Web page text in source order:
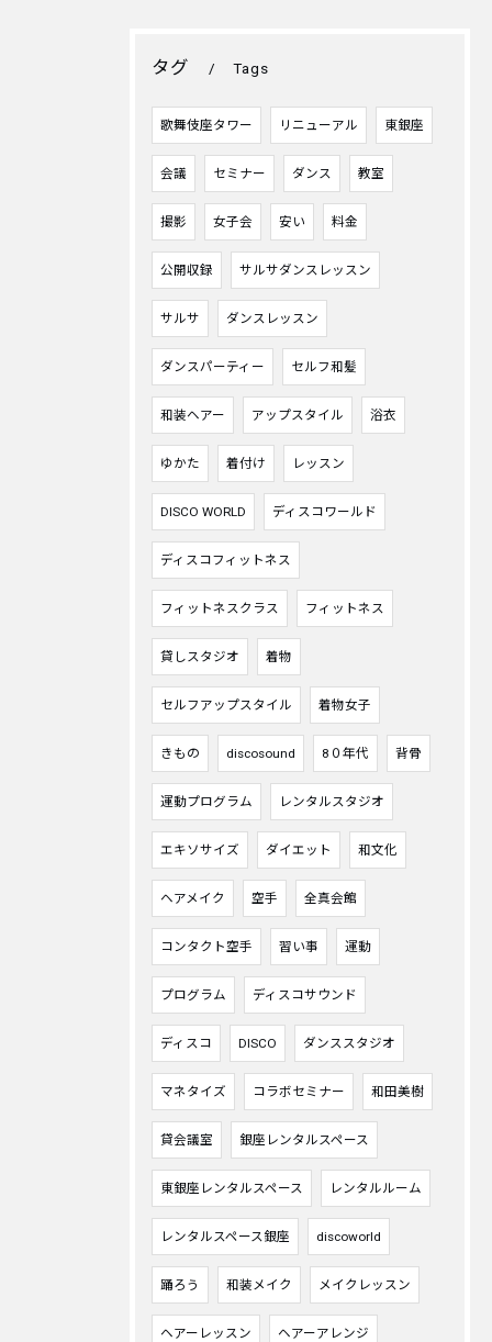
タグ Tags
歌舞伎座タワー リニューアル 東銀座
会議 セミナー ダンス 教室
撮影 女子会 安い 料金
公開収録 サルサダンスレッスン
サルサ ダンスレッスン
ダンスパーティー セルフ和髪
和装ヘアー アップスタイル 浴衣
ゆかた 着付け レッスン
DISCO WORLD ディスコワールド
ディスコフィットネス
フィットネスクラス フィットネス
貸しスタジオ 着物
セルフアップスタイル 着物女子
きもの discosound 8０年代 背骨
運動プログラム レンタルスタジオ
エキソサイズ ダイエット 和文化
ヘアメイク 空手 全真会館
コンタクト空手 習い事 運動
プログラム ディスコサウンド
ディスコ DISCO ダンススタジオ
マネタイズ コラボセミナー 和田美樹
貸会議室 銀座レンタルスペース
東銀座レンタルスペース レンタルルーム
レンタルスペース銀座 discoworld
踊ろう 和装メイク メイクレッスン
ヘアーレッスン ヘアーアレンジ